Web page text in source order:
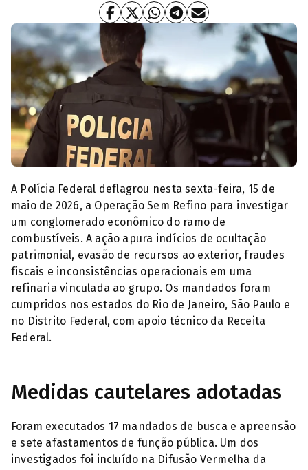
© Polícia Federal/divulgação
A Polícia Federal deflagrou nesta sexta-feira, 15 de
maio de 2026, a Operação Sem Refino para investigar
um conglomerado econômico do ramo de
combustíveis. A ação apura indícios de ocultação
patrimonial, evasão de recursos ao exterior, fraudes
fiscais e inconsistências operacionais em uma
refinaria vinculada ao grupo. Os mandados foram
cumpridos nos estados do Rio de Janeiro, São Paulo e
no Distrito Federal, com apoio técnico da Receita
Federal.
Medidas cautelares adotadas
Foram executados 17 mandados de busca e apreensão
e sete afastamentos de função pública. Um dos
investigados foi incluído na Difusão Vermelha da